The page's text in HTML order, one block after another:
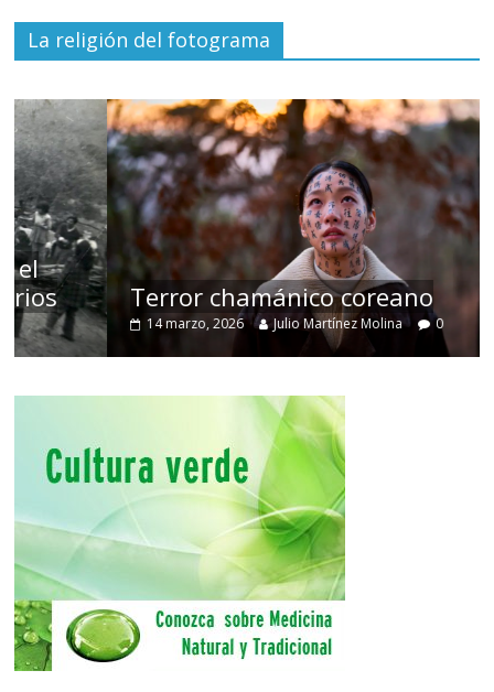
La religión del fotograma
Terror chamánico coreano
14 marzo, 2026 Julio Martínez Molina 0